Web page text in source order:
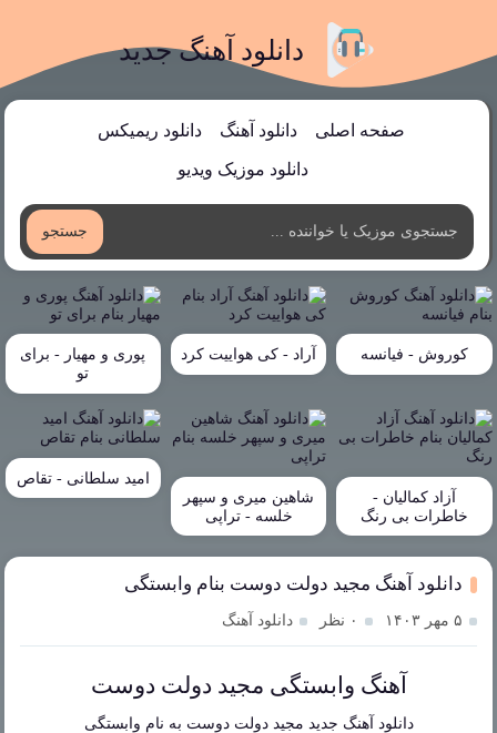
دانلود آهنگ جدید
صفحه اصلی دانلود آهنگ دانلود ریمیکس
دانلود موزیک ویدیو
جستجو
کوروش - فیانسه آراد - کی هواییت کرد
پوری و مهیار - برای
تو
آزاد کمالیان -
خاطرات بی رنگ
شاهین میری و سپهر
خلسه - تراپی
امید سلطانی - تقاص
دانلود آهنگ مجید دولت دوست بنام وابستگی
۵ مهر ۱۴۰۳ ۰ نظر دانلود آهنگ
آهنگ وابستگی مجید دولت دوست
دانلود آهنگ جدید مجید دولت دوست به نام وابستگی